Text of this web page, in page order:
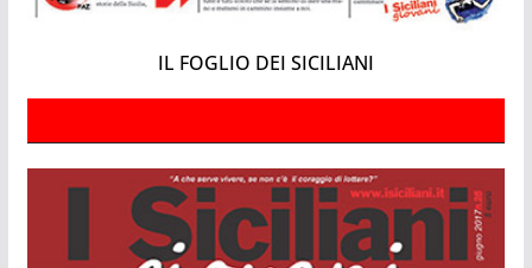
IL FOGLIO DEI SICILIANI